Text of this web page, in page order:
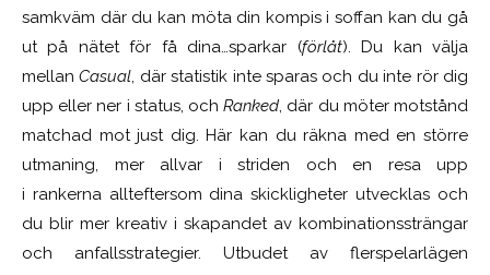
samkväm där du kan möta din kompis i soffan kan du gå
ut på nätet för få dina…sparkar (förlåt). Du kan välja
mellanCasual, där statistik inte sparas och du inte rör dig
upp eller ner i status, ochRanked, där du möter motstånd
matchad mot just dig. Här kan du räkna med en större
utmaning, mer allvar i striden och en resa upp
i rankerna allteftersom dina skickligheter utvecklas och
du blir mer kreativ i skapandet av kombinationssträngar
och anfallsstrategier. Utbudet av flerspelarlägen